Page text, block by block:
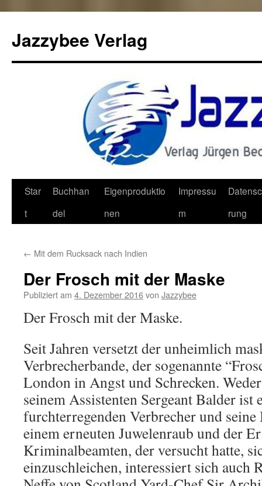
Jazzybee Verlag
Zum
Inhalt
Star
t
Buchhan
del
Eigenproduktio
nen
Impressu
m
rung
← Mit dem Rucksack nach Indien
Der Frosch mit der Maske
Publiziert am 4. Dezember 2016von Jazzybee
Der Frosch mit der Maske.
Seit Jahren versetzt der unheimlich
Verbrecherbande, der sogenannte
London in Angst und Schrecken.
seinem Assistenten Sergeant Balder ist
furchterregenden Verbrecher und seine
einem erneuten Juwelenraub und der
Kriminalbeamten, der versucht hatte,
einzuschleichen, interessiert sich auch